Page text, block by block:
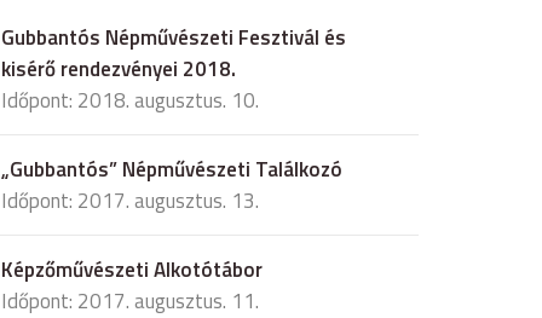
Gubbantós Népművészeti Fesztivál és
kisérő rendezvényei 2018.
Időpont: 2018. augusztus. 10.
„Gubbantós” Népművészeti Találkozó
Időpont: 2017. augusztus. 13.
Képzőművészeti Alkotótábor
Időpont: 2017. augusztus. 11.